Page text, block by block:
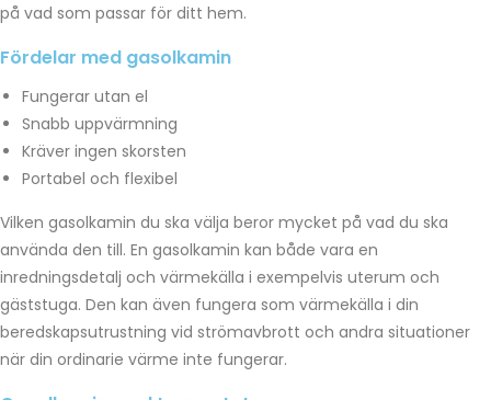
på vad som passar för ditt hem.
Fördelar med gasolkamin
Fungerar utan el
Snabb uppvärmning
Kräver ingen skorsten
Portabel och flexibel
Vilken gasolkamin du ska välja beror mycket på vad du ska
använda den till. En gasolkamin kan både vara en
inredningsdetalj och värmekälla i exempelvis uterum och
gäststuga. Den kan även fungera som värmekälla i din
beredskapsutrustning vid strömavbrott och andra situationer
när din ordinarie värme inte fungerar.